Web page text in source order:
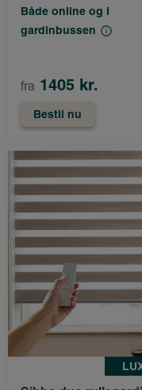
Både online og i
gardinbussen
fra 1405 kr.
Bestil nu